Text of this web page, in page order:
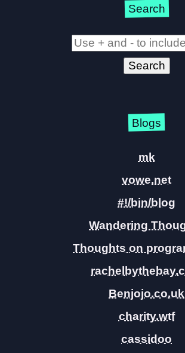
Search
Blogs
mk
vowe.net
#!/bin/blog
Wandering
Thoughts on
Benjojo.co.uk
charity.wtf
cassidoo